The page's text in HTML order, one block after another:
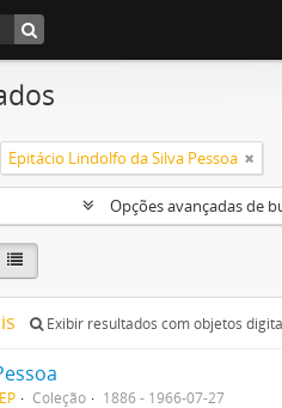
Epitácio Lindolfo da Silva Pessoa
Opções avançadas de
Exibir resultados com objetos
Coleção 1886 - 1966-07-27